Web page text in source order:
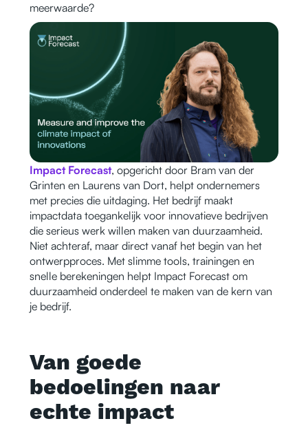
meerwaarde?
Impact Forecast, opgericht door Bram van der
Grinten en Laurens van Dort, helpt ondernemers
met precies die uitdaging. Het bedrijf maakt
impactdata toegankelijk voor innovatieve bedrijven
die serieus werk willen maken van duurzaamheid.
Niet achteraf, maar direct vanaf het begin van het
ontwerpproces. Met slimme tools, trainingen en
snelle berekeningen helpt Impact Forecast om
duurzaamheid onderdeel te maken van de kern van
je bedrijf.
Van goede
bedoelingen naar
echte impact